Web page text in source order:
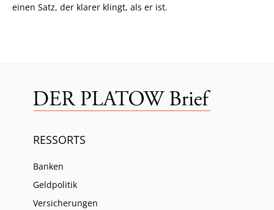
einen Satz, der klarer klingt, als er ist.
RESSORTS
Banken
Geldpolitik
Versicherungen